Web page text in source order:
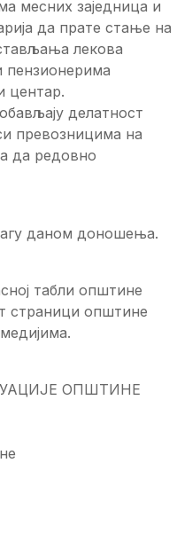
месних заједница и
да прате стање на
лекова
пензионерима
центар.
делатност
превозницима на
да редовно
даном доношења.
табли општине
страници општине
ОПШТИНЕ